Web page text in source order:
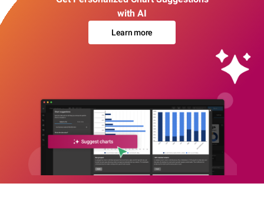
with AI
Learn more